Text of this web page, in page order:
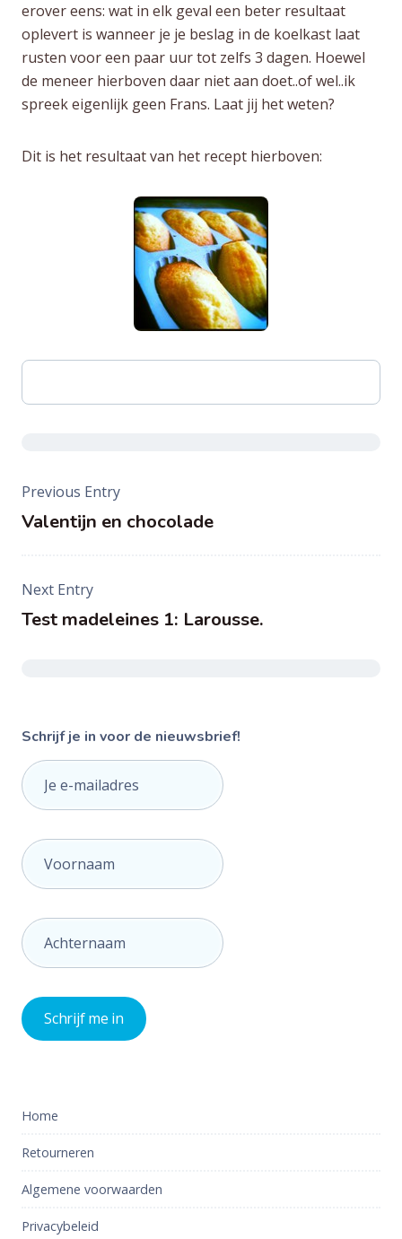
erover eens: wat in elk geval een beter resultaat
oplevert is wanneer je je beslag in de koelkast laat
rusten voor een paar uur tot zelfs 3 dagen. Hoewel
de meneer hierboven daar niet aan doet..of wel..ik
spreek eigenlijk geen Frans. Laat jij het weten?
Dit is het resultaat van het recept hierboven:
Post
navigation
Previous Entry
Valentijn en chocolade
Next Entry
Test madeleines 1: Larousse.
Schrijf je in voor de nieuwsbrief!
Home
Retourneren
Algemene voorwaarden
Privacybeleid